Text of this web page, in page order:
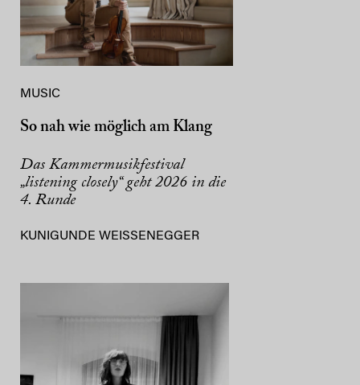
MUSIC
So nah wie möglich am Klang
Das Kammermusikfestival
„listening closely“ geht 2026 in die
4. Runde
KUNIGUNDE WEISSENEGGER